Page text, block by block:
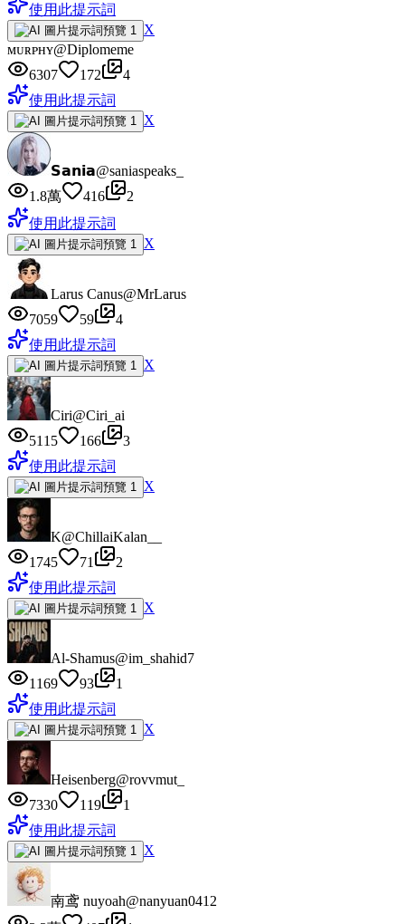
使用此提示詞
X
ᴍᴜʀᴘʜʏ@Diplomeme
6307
172
4
使用此提示詞
X
𝗦𝗮𝗻𝗶𝗮@saniaspeaks_
1.8萬
416
2
使用此提示詞
X
Larus Canus@MrLarus
7059
59
4
使用此提示詞
X
Ciri@Ciri_ai
5115
166
3
使用此提示詞
X
K@ChillaiKalan__
1745
71
2
使用此提示詞
X
Al-Shamus@im_shahid7
1169
93
1
使用此提示詞
X
Heisenberg@rovvmut_
7330
119
1
使用此提示詞
X
南鸢 nuyoah@nanyuan0412